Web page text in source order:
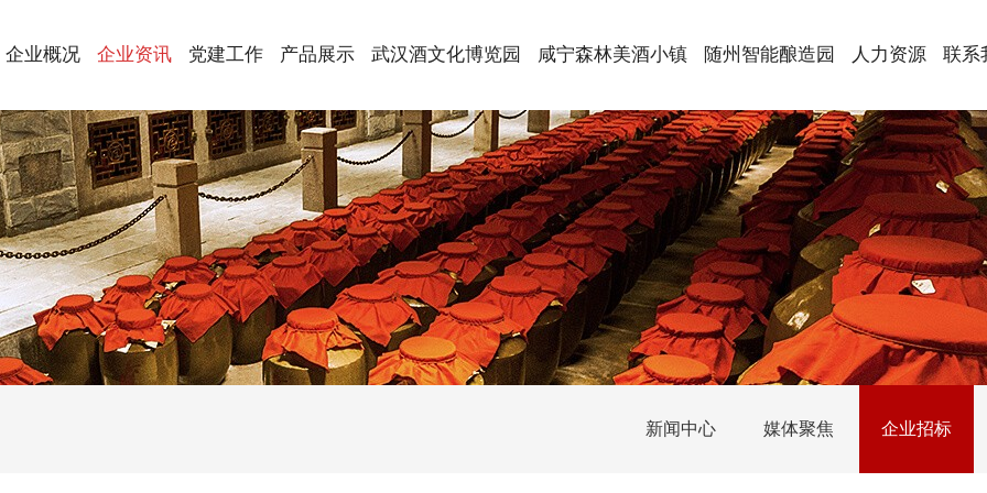
企业概况 企业资讯 党建工作 产品展示 武汉酒文化博览园 咸宁森林美酒小镇 随州智能酿造园 人力资源 联系
新闻中心 媒体聚焦 企业招标